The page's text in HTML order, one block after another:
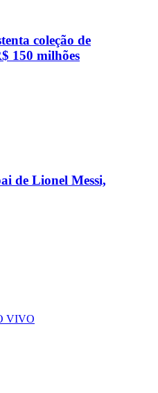
coleção de
150 milhões
de Lionel Messi,
VIVO